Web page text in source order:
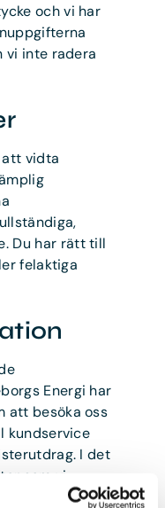
och vi har
vi inte radera
att vidta
Du har rätt till
felaktiga
Energi har
att besöka oss
kundservice
I det
som vi